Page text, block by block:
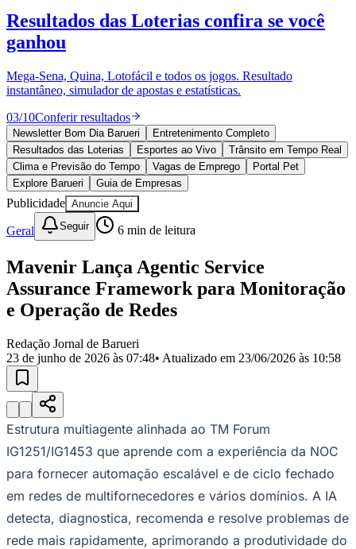
Anuncie no Portal
Cadastrar Empresa
Divulgar Vagas
Política
Esportes
Saúde
Segurança
Cultura
Meio Ambiente
Obras
Educação
Bairros de Barueri
Selecione sua regiãoPara notícias da sua região
AldeiaAldeia da SerraAldeia de Barueri
JubranBelvalBethaville Boa
RegiãoCotiaCruz PretaEngenho Novo
MilitarItapeviJandira Jardim AudirJardim BelvalJardim
EsperançaJardim Graziela
JulioJardim Líbano
MutingaJardim Paraíso
Luís Jardim São PedroJardim São Silvestre Jardim Silveira
TupãJardim TupanciMutingaNova AldeinhaOsascoParque dos
Parque Imperial Parque Santa Luzia
do Bom JesusRecanto Phrynéa Santana de
ParnaíbaSilveiraTamboréVale do SolVila Barros Vila Boa Vista Vila
do Conde Vila Engenho NovoVila Márcia
Vila Nossa Sra. da
EscadaVila PortoVotupoca
Para Sua Empresa
Resultados das Loterias confira se você
ganhou
Mega-Sena, Quina, Lotofácil e todos os jogos. Resultado
instantâneo, simulador de apostas e estatísticas.
03/10Conferir resultados
Newsletter Bom Dia Barueri
Entretenimento Completo
Resultados das Loterias
Esportes ao Vivo
Trânsito em Tempo Real
Clima e Previsão do Tempo
Vagas de Emprego
Portal Pet
Explore Barueri
Guia de Empresas
Publicidade Anuncie Aqui
Geral Seguir 6 min de leitura
Mavenir Lança Agentic Service
Assurance Framework para Monitoração
e Operação de Redes
Redação Jornal de Barueri
23 de junho de 2026 às 07:48• Atualizado em 23/06/2026 às 10:58
Estrutura multiagente alinhada ao TM Forum
IG1251/IG1453 que aprende com a experiência da NOC
para fornecer automação escalável e de ciclo fechado
em redes de multifornecedores e vários domínios. A IA
detecta, diagnostica, recomenda e resolve problemas de
rede mais rapidamente, aprimorando a produtividade do